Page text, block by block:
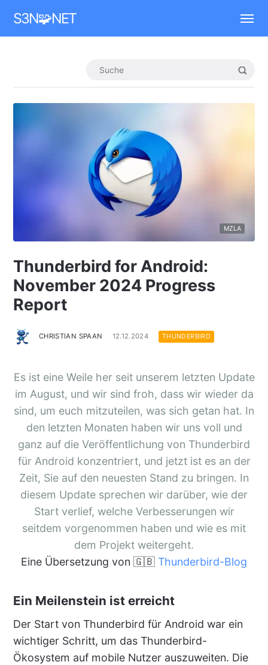
S3N🧩NET
MZLA
Thunderbird for Android:
November 2024 Progress
Report
CHRISTIAN SPAAN 12.12.2024 THUNDERBIRD
Es ist eine Weile her seit unserem letzten Update
im August, und wir sind froh, dass wir wieder da
sind, um euch mitzuteilen, was sich getan hat. In
den letzten Monaten haben wir uns voll und
ganz auf die Veröffentlichung von Thunderbird
für Android konzentriert, und jetzt ist es an der
Zeit, Sie auf den neuesten Stand zu bringen. In
diesem Update sprechen wir darüber, wie der
Start verlief, welche Verbesserungen wir
seitdem vorgenommen haben und wie es mit
dem Projekt weitergeht.
Eine Übersetzung von 🇬🇧 Thunderbird-Blog
Ein Meilenstein ist erreicht
Der Start von Thunderbird für Android war ein
wichtiger Schritt, um das Thunderbird-
Ökosystem auf mobile Nutzer auszuweiten. Die